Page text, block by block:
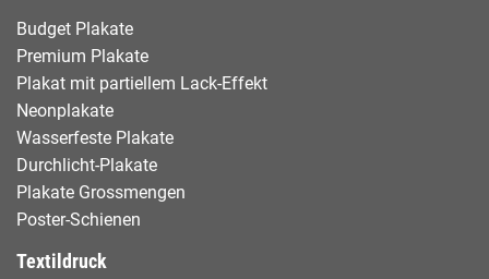
Budget Plakate
Premium Plakate
Plakat mit partiellem Lack-Effekt
Neonplakate
Wasserfeste Plakate
Durchlicht-Plakate
Plakate Grossmengen
Poster-Schienen
Textildruck